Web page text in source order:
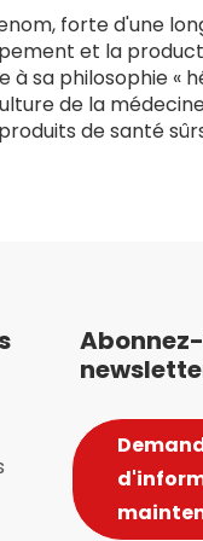
forte d'une
et la
sa philosophie «
de la
de santé